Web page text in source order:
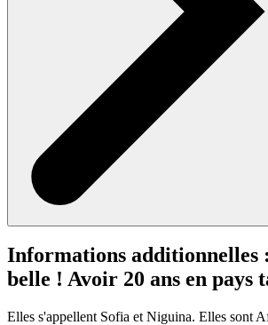
Informations additionnelles :
belle ! Avoir 20 ans en pays
Elles s'appellent Sofia et Niguina. Elles sont